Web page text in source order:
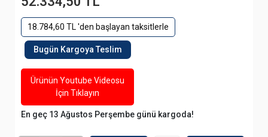
18.784,60 TL 'den başlayan taksitlerle
Bugün Kargoya Teslim
Ürünün Youtube Videosu
İçin Tıklayın
En geç 13 Ağustos Perşembe günü kargoda!